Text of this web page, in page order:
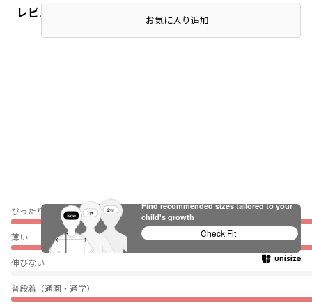
レビュー
ぴったり
薄い
伸びない
普段着（通園・通学）
お気に入り追加
Find recommended sizes tailored to your
child's growth
Check Fit